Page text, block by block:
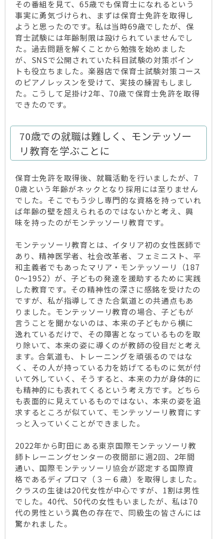
その番組を見て、65歳でも保育士になれるという
事実に勇気づけられ、まずは保育士免許を取得し
ようと思ったのです。私は当時69歳でしたが、保
育士試験には年齢制限は設けられていませんでし
た。過去問題を解くことから勉強を始めました
が、SNSで公開されていた科目試験の対策ポイン
トも役立ちました。楽器店で保育士試験対策コース
のピアノレッスンを受けて、実技の練習もしまし
た。こうして足掛け2年、70歳で保育士免許を取得
できたのです。
70歳での就職は難しく、モンテッソー
リ教育を学ぶことに
保育士免許を取得後、就職活動を行いましたが、7
0歳という年齢がネックとなり採用には至りません
でした。そこでもう少し専門的な資格を持っていれ
ば年齢の壁を超えられるのではないかと考え、興
味を持ったのがモンテッソーリ教育です。
モンテッソーリ教育とは、イタリア初の女性医師で
あり、精神医学者、社会改革者、フェミニスト、平
和主義者でもあったマリア・モンテッソーリ（187
0～1952）が、子どもの発達を援助するために実践
した教育です。その精神性の深さに感銘を受けたの
ですが、私が指導してきた合氣道との共通点もあ
りました。モンテッソーリ教育の場合、子どもが
言うことを聞かないのは、本来の子どもから横に
逸れているだけで、その障害となっているものを取
り除いて、本来の姿に導くのが教師の役目だと考え
ます。合氣道も、トレーニングを頑張るのではな
く、その人が持っている力を妨げてるものに気が付
いて外していく、そうすると、本来の力が身体的に
も精神的にも表れてくるという考え方です。どちら
も表面的に見えているものではない、本来の姿を追
求するところが似ていて、モンテッソーリ教育にす
っと入っていくことができました。
2022年から町田にある東京国際モンテッソーリ教
師トレーニングセンターの夜間部に週2回、2年間
通い、国際モンテッソーリ協会が認定する国際資
格であるディプロマ（３－６歳）を取得しました。
クラスの生徒は20代女性が中心ですが、1割は男性
でした。40代、50代の女性もいましたが、私は70
代の男性という異色の存在で、同級生の皆さんには
驚かれました。